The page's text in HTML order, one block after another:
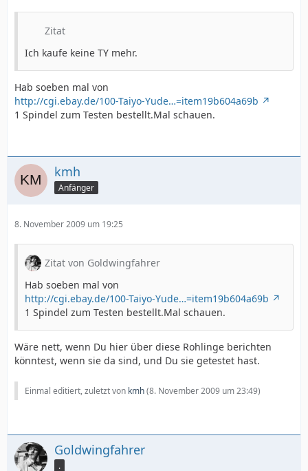
Zitat
Ich kaufe keine TY mehr.
Hab soeben mal von
http://cgi.ebay.de/100-Taiyo-Yude…=item19b604a69b
1 Spindel zum Testen bestellt.Mal schauen.
kmh
Anfänger
8. November 2009 um 19:25
Zitat von Goldwingfahrer
Hab soeben mal von
http://cgi.ebay.de/100-Taiyo-Yude…=item19b604a69b
1 Spindel zum Testen bestellt.Mal schauen.
Wäre nett, wenn Du hier über diese Rohlinge berichten
könntest, wenn sie da sind, und Du sie getestet hast.
Einmal editiert, zuletzt von kmh(8. November 2009 um 23:49)
Goldwingfahrer
.